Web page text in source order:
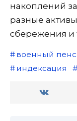
накоплений
разные
сбережения и
военный
индексация